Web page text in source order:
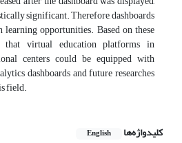
significant. Therefore, dashboards
learning opportunities. Based on these
that virtual education platforms in
centers could be equipped with
dashboards and future researches
field.
کلیدواژه‌ها English